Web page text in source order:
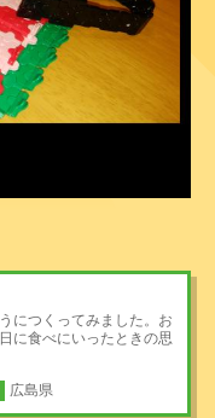
につくってみました。お
に食べにいったときの思
広島県